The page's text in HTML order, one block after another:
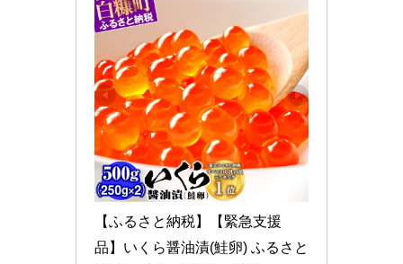
【ふるさと納税】【緊急支援
品】いくら醤油漬(鮭卵) ふるさと